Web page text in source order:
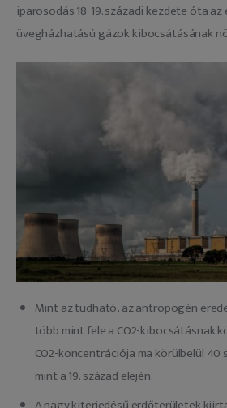
iparosodás 18-19. századi kezdete óta
üvegházhatású gázok kibocsátásának
Mint az tudható, az antropogén
több mint fele a CO2-kibocsátásnak
CO2-koncentrációja ma körülbelül 40
mint a 19. század elején.